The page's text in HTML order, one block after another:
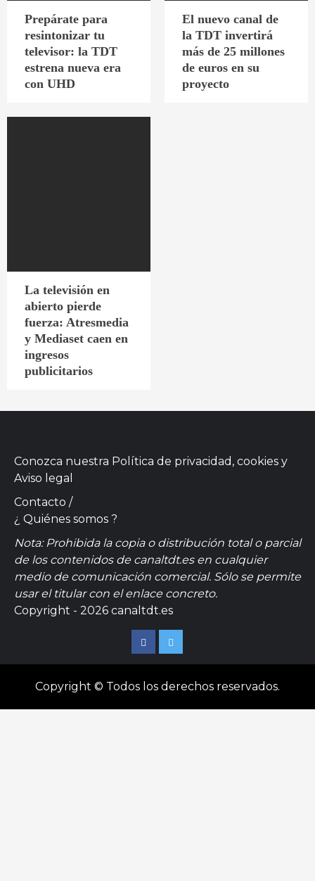
Prepárate para
resintonizar tu
televisor: la TDT
estrena nueva era
con UHD
El nuevo canal de
la TDT invertirá
más de 25 millones
de euros en su
proyecto
La televisión en
abierto pierde
fuerza: Atresmedia
y Mediaset caen en
ingresos
publicitarios
Conozca nuestra Política de privacidad, cookies y
Aviso legal
Contacto /
¿ Quiénes somos ?
Nota: Prohibida la copia o distribución total o parcial
de los contenidos de canaltdt.es en cualquier
medio de comunicación comercial. Sólo se permite
usar el titular con el enlace concreto.
Copyright - 2026 canaltdt.es
FacebookTwitter
Copyright © Todos los derechos reservados.